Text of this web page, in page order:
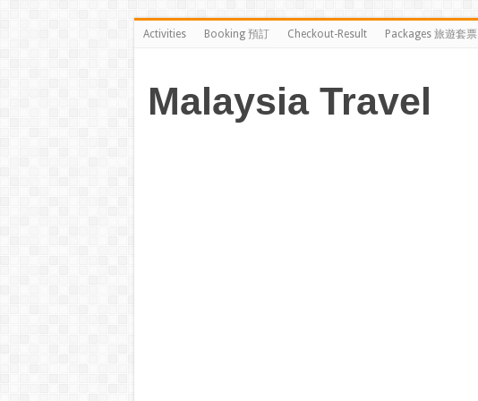
Activities Booking 預訂 Checkout-Result Packages 旅遊套票
Malaysia Travel